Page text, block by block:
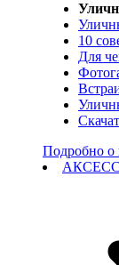
10
Для
Подробно о